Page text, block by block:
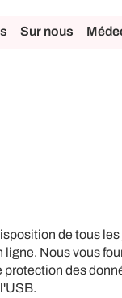
Sur nous
de tous
ligne. Nous vous
protection des